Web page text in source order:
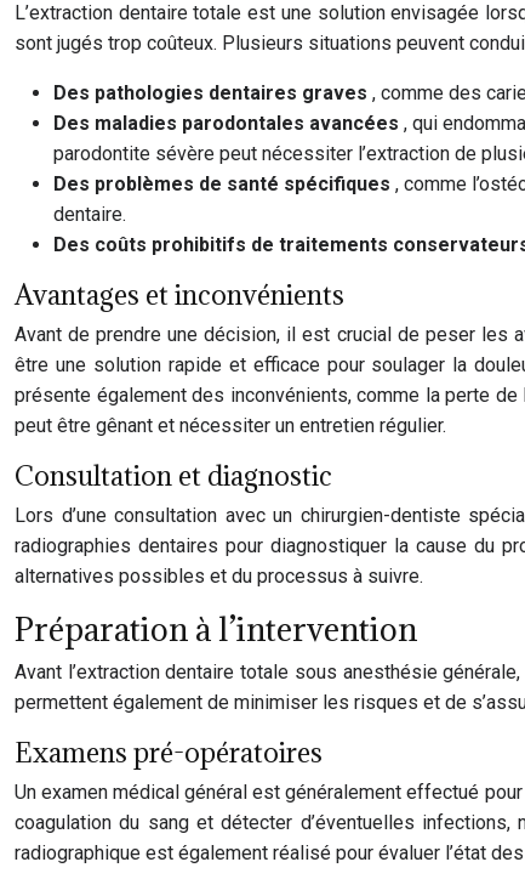
L’extraction dentaire totale est une solution envisagée
sont jugés trop coûteux. Plusieurs situations peuvent
Des pathologies dentaires graves , comme des
Des maladies parodontales avancées , qui
parodontite sévère peut nécessiter l’extraction de
Des problèmes de santé spécifiques , comme
dentaire.
Des coûts prohibitifs de traitements
Avantages et inconvénients
Avant de prendre une décision, il est crucial de peser les
être une solution rapide et efficace pour soulager la
présente également des inconvénients, comme la perte
peut être gênant et nécessiter un entretien régulier.
Consultation et diagnostic
Lors d’une consultation avec un chirurgien-dentiste
radiographies dentaires pour diagnostiquer la cause du
alternatives possibles et du processus à suivre.
Préparation à l’intervention
Avant l’extraction dentaire totale sous anesthésie
permettent également de minimiser les risques et de
Examens pré-opératoires
Un examen médical général est généralement effectué
coagulation du sang et détecter d’éventuelles
radiographique est également réalisé pour évaluer l’état